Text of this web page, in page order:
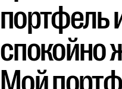
портфель
спокойно